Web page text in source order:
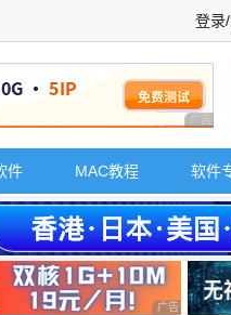
登录
广告 商
件 MAC教程 软件
择 广告 商业广告